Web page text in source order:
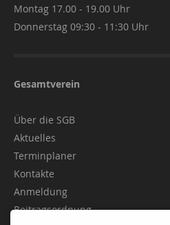
Montag 17.00 - 19.00 Uhr
Donnerstag 09:30 - 11:30 Uhr
Gesamtverein
Über die SGB
Aktuelles
Terminplaner
Kontakte
Anmeldung
Beitragsordnung